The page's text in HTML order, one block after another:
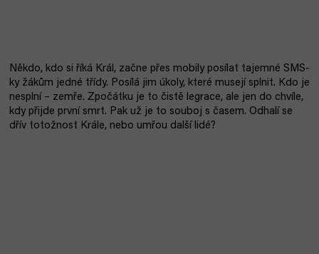
Někdo, kdo si říká Král, začne přes mobily posílat tajemné SMS-
ky žákům jedné třídy. Posílá jim úkoly, které musejí splnit. Kdo je
nesplní – zemře. Zpočátku je to čistě legrace, ale jen do chvíle,
kdy přijde první smrt. Pak už je to souboj s časem. Odhalí se
dřív totožnost Krále, nebo umřou další lidé?